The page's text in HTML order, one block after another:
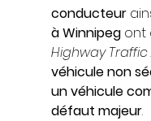
conducteur
à Winnipeg ont
Highway
véhicule non
un véhicule
défaut majeur.